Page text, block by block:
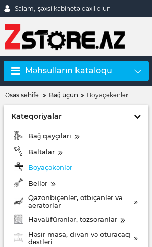
Salam, şəxsi kabinetə daxil olun
Məhsulların kataloqu
Əsas səhifə Bağ üçün Boyaçəkənlər
Kateqoriyalar
Bağ qayçıları
Baltalar
Boyaçəkənlər
Bellər
Qazonbiçənlər, otbiçənlər və
aeratorlar
Havaüfürənlər, tozsoranlar
Həsir masa, divan və oturacaq
dəstləri